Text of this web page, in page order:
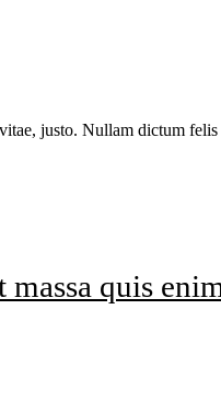
justo. Nullam dictum
quis